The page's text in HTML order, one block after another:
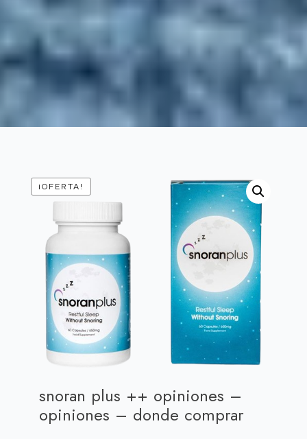
¡OFERTA!
snoran plus ++ opiniones –
opiniones – donde comprar